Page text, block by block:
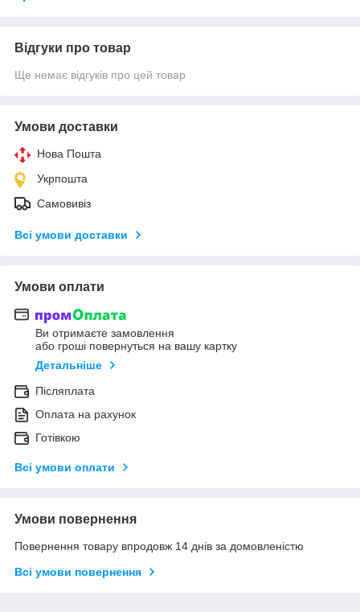
Відгуки про товар
Ще немає відгуків про цей товар
Умови доставки
Нова Пошта
Укрпошта
Самовивіз
Всі умови доставки
Умови оплати
Ви отримаєте замовлення
або гроші повернуться на вашу картку
Детальніше
Післяплата
Оплата на рахунок
Готівкою
Всі умови оплати
Умови повернення
Повернення товару впродовж 14 днів за домовленістю
Всі умови повернення